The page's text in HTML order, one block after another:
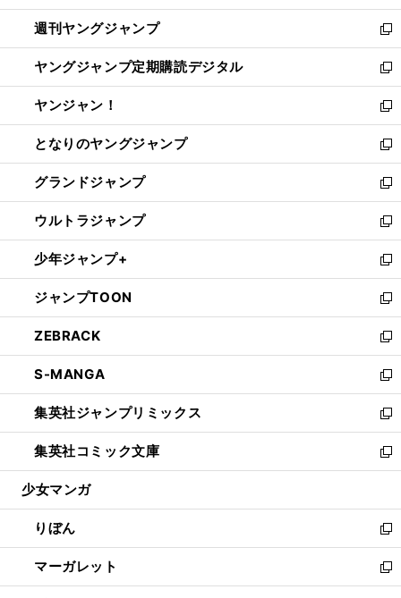
開
く
ウ
で
開
く
ン
ド
ウ
で
開
く
ウ
ィ
ン
ド
ウ
で
開
く
週刊ヤングジャンプ
新
し
い
ウ
ィ
ン
ド
ウ
で
開
く
ヤングジャンプ定期購読デジタル
新
し
い
ウ
ィ
ン
ド
ウ
で
開
く
ヤンジャン！
新
し
い
ウ
ィ
ン
ド
ウ
で
開
く
となりのヤングジャンプ
新
し
い
ウ
ィ
ン
ド
ウ
で
開
く
グランドジャンプ
新
し
い
ウ
ィ
ン
ド
ウ
で
開
く
ウルトラジャンプ
新
し
い
ウ
ィ
ン
ド
ウ
で
開
く
少年ジャンプ+
新
し
い
ウ
ィ
ン
ド
ウ
で
開
く
ジャンプTOON
新
し
い
ウ
ィ
ン
ド
ウ
で
開
ZEBRACK
新
し
い
ウ
ィ
ン
ド
ウ
開
く
S-MANGA
新
し
い
ウ
ィ
ン
ウ
で
開
く
集英社ジャンプリミックス
新
し
い
ウ
ン
ド
ウ
で
開
集英社コミック文庫
新
し
ウ
ィ
ン
ド
ウ
少女マンガ
りぼん
新
し
い
ウ
マーガレット
新
し